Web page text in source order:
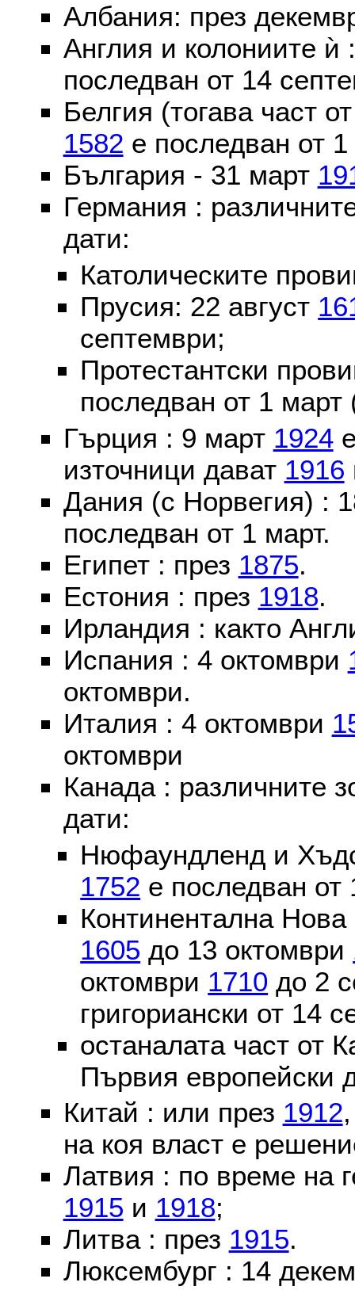
Албания: през
Англия и колониите
последван от 14
Белгия (тогава част
1582 е последван от
България - 31 март
Германия :
дати:
Католическите
Прусия: 22 август
септември;
Протестантски
последван от 1 март
Гърция : 9 март 1924е
източници дават 1916
Дания (с Норвегия) :
последван от 1 март.
Египет : през 1875.
Естония : през 1918.
Ирландия : както
Испания : 4 октомври
октомври.
Италия : 4 октомври
октомври
Канада : различните
дати:
Нюфаундленд и
1752 е последван от
Континентална
1605 до 13 октомври
октомври 1710 до 2
григориански от 14
останалата част от
Първия европейски
Китай : или през 1912
на коя власт е
Латвия : по време на
1915 и 1918;
Литва : през 1915.
Люксембург : 14